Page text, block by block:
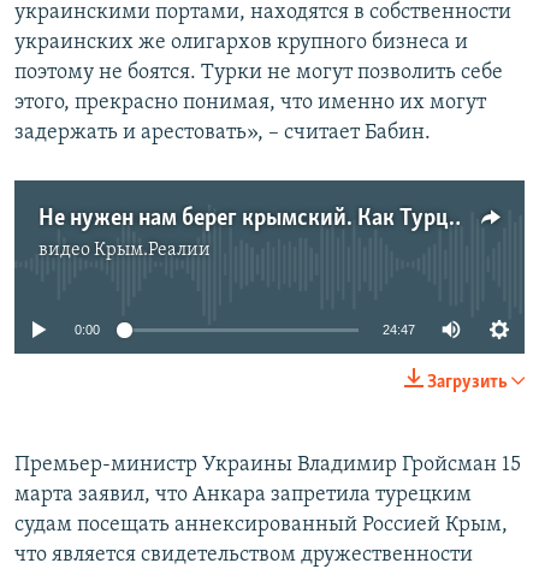
украинскими портами, находятся в собственности
украинских же олигархов крупного бизнеса и
поэтому не боятся. Турки не могут позволить себе
этого, прекрасно понимая, что именно их могут
задержать и арестовать», – считает Бабин.
Не нужен нам берег крымский. Как Турция блокирует полуостров?
видеоКрым.Реалии
0:00 24:47
Загрузить
Премьер-министр Украины Владимир Гройсман 15
марта заявил, что Анкара запретила турецким
судам посещать аннексированный Россией Крым,
что является свидетельством дружественности